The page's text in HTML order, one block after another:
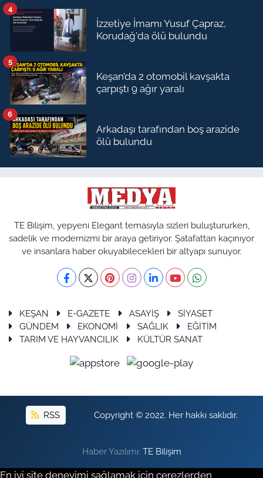
İzzetiye İmamı Yusuf Çapraz,
Korudağ'da ölü bulundu
4
Keşan’da 2 otomobil kavşakta
çarpıştı 9 ağır yaralı
5
Arkadaşı tarafından boş arazide
ölü bulundu
6
TE Bilişim, yepyeni Elegant temasıyla sizleri buluştururken,
sadelik ve modernizmi bir araya getiriyor. Şatafattan kaçınıyor
ve insanlara haber okuyabilecekleri bir altyapı sunuyor.
KEŞAN E-GAZETE ASAYİŞ
SİYASET
GÜNDEM
EKONOMİ SAĞLIK
EĞİTİM
TARIM VE HAYVANCILIK
KÜLTÜR SANAT
RSS Copyright © 2022. Her hakkı saklıdır.
Haber Yazılımı: TE Bilişim
En iyi site deneyimi sağlamak için çerezlerden